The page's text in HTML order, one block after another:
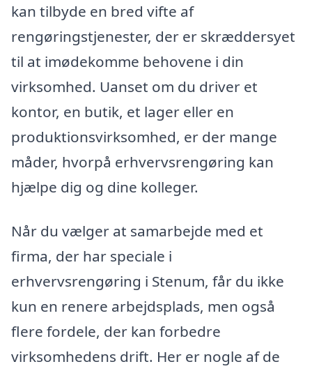
kan tilbyde en bred vifte af
rengøringstjenester, der er skræddersyet
til at imødekomme behovene i din
virksomhed. Uanset om du driver et
kontor, en butik, et lager eller en
produktionsvirksomhed, er der mange
måder, hvorpå erhvervsrengøring kan
hjælpe dig og dine kolleger.
Når du vælger at samarbejde med et
firma, der har speciale i
erhvervsrengøring i Stenum, får du ikke
kun en renere arbejdsplads, men også
flere fordele, der kan forbedre
virksomhedens drift. Her er nogle af de